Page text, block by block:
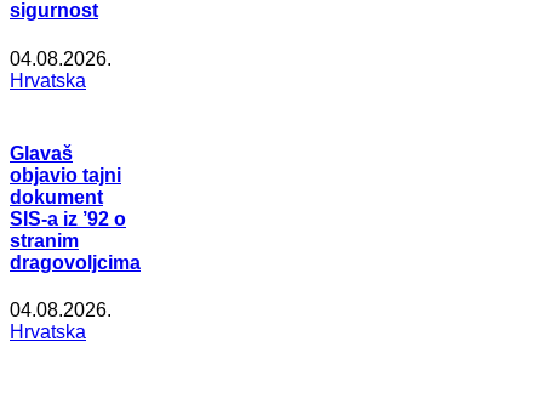
sigurnost
04.08.2026.
Hrvatska
Glavaš
objavio tajni
dokument
SIS-a iz ’92 o
stranim
dragovoljcima
04.08.2026.
Hrvatska